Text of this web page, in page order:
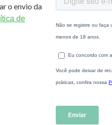
o envio da
de